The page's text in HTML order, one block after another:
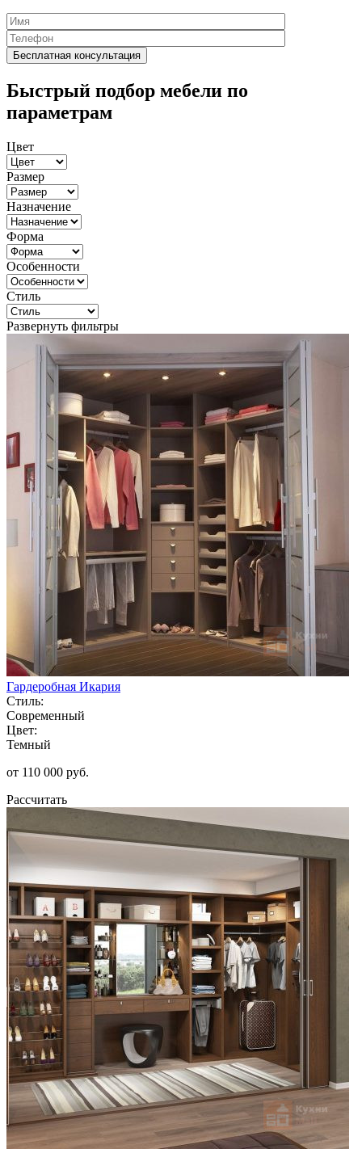
Быстрый подбор мебели по
параметрам
Цвет
Размер
Назначение
Форма
Особенности
Стиль
Развернуть фильтры
Гардеробная Икария
Стиль:
Современный
Цвет:
Темный
от 110 000 руб.
Рассчитать